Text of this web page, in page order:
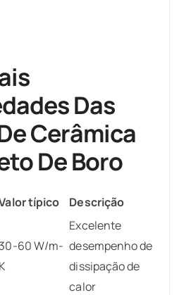
Das
Cerâmica
De Boro
típico Descrição
30-60 W/m-
K
Excelente
desempenho de
dissipação de
calor